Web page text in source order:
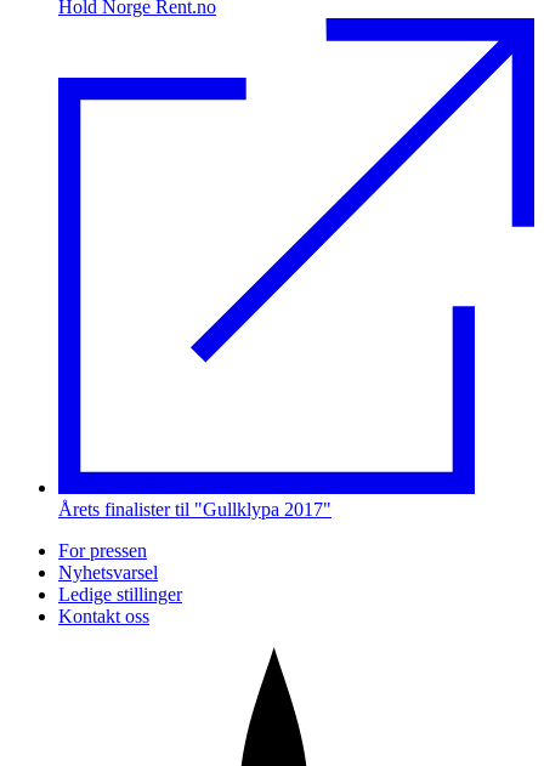
Hold Norge Rent.no
Årets finalister til "Gullklypa 2017"
For pressen
Nyhetsvarsel
Ledige stillinger
Kontakt oss